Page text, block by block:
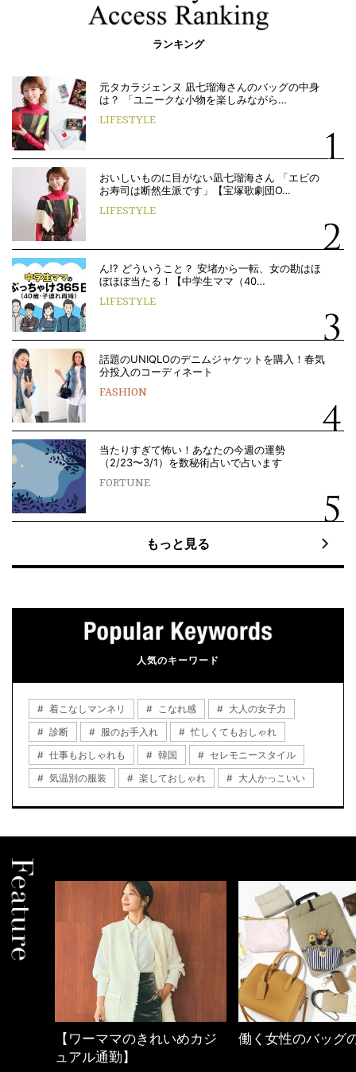
ランキング
元タカラジェンヌ 凪七瑠海さんのバッグの中身
は？ 「ユニークな小物を楽しみながら…
LIFESTYLE
おいしいものに目がない凪七瑠海さん 「エビの
お寿司は断然生派です」【宝塚歌劇団O…
LIFESTYLE
ん!? どういうこと？ 安堵から一転、女の勘はほ
ぼほぼ当たる！【中学生ママ（40…
LIFESTYLE
話題のUNIQLOのデニムジャケットを購入！春気
分投入のコーディネート
FASHION
当たりすぎて怖い！あなたの今週の運勢
（2/23〜3/1）を数秘術占いで占います
FORTUNE
もっと見る
人気のキーワード
着こなしマンネリ こなれ感
大人の女子力
診断
服のお手入れ
忙しくてもおしゃれ
仕事もおしゃれも
韓国
セレモニースタイル
気温別の服装
楽しておしゃれ 大人かっこいい
働く女性のバッグの中身
優木まおみさん「